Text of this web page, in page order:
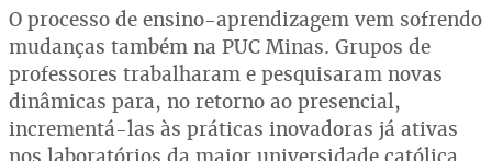
O processo de ensino-aprendizagem vem sofrendo
mudanças também na PUC Minas. Grupos de
professores trabalharam e pesquisaram novas
dinâmicas para, no retorno ao presencial,
incrementá-las às práticas inovadoras já ativas
nos laboratórios da maior universidade católica